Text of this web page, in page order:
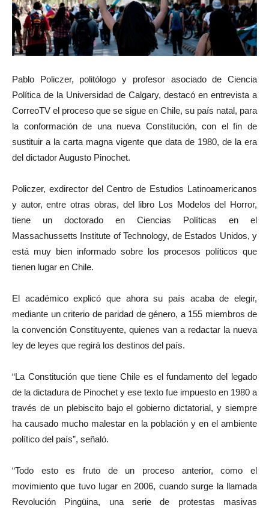
Pablo Policzer, politólogo y profesor asociado de Ciencia
Política de la Universidad de Calgary, destacó en entrevista a
CorreoTV el proceso que se sigue en Chile, su país natal, para
la conformación de una nueva Constitución, con el fin de
sustituir a la carta magna vigente que data de 1980, de la era
del dictador Augusto Pinochet.
Policzer, exdirector del Centro de Estudios Latinoamericanos
y autor, entre otras obras, del libro Los Modelos del Horror,
tiene un doctorado en Ciencias Políticas en el
Massachussetts Institute of Technology, de Estados Unidos, y
está muy bien informado sobre los procesos políticos que
tienen lugar en Chile.
El académico explicó que ahora su país acaba de elegir,
mediante un criterio de paridad de género, a 155 miembros de
la convención Constituyente, quienes van a redactar la nueva
ley de leyes que regirá los destinos del país.
“La Constitución que tiene Chile es el fundamento del legado
de la dictadura de Pinochet y ese texto fue impuesto en 1980 a
través de un plebiscito bajo el gobierno dictatorial, y siempre
ha causado mucho malestar en la población y en el ambiente
político del país”, señaló.
“Todo esto es fruto de un proceso anterior, como el
movimiento que tuvo lugar en 2006, cuando surge la llamada
Revolución Pingüina, una serie de protestas masivas